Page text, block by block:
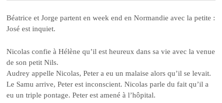
Béatrice et Jorge partent en week end en Normandie avec la petite :
José est inquiet.
Nicolas confie à Hélène qu’il est heureux dans sa vie avec la venue
de son petit Nils.
Audrey appelle Nicolas, Peter a eu un malaise alors qu’il se levait.
Le Samu arrive, Peter est inconscient. Nicolas parle du fait qu’il a
eu un triple pontage. Peter est amené à l’hôpital.